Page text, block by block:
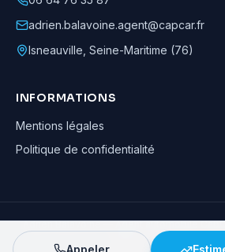
adrien.balavoine.agent@capcar.fr
Isneauville Seine-Maritime (76)
INFORMATIONS
Mentions légales
Politique de confidentialité
Adrien Balavoine—Agent automobile
· Tous droits
Appeler